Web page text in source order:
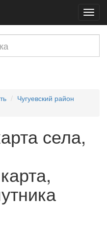
Чугуевский район
села,